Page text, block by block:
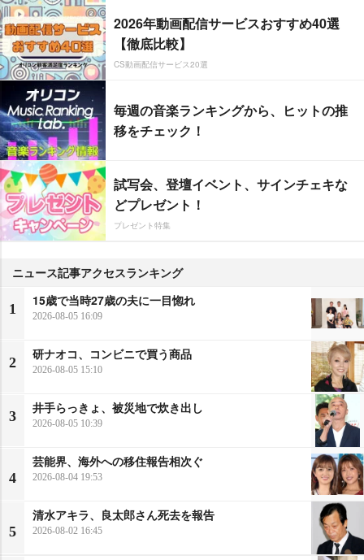
2026年動画配信サービスおすすめ40選
【徹底比較】
CS動画配信サービス20選
毎週の音楽ランキングから、ヒットの推
移をチェック！
試写会、登壇イベント、サインチェキな
どプレゼント！
プレゼント特集
ニュース記事アクセスランキング
1
15歳で当時27歳の夫に一目惚れ
2026-08-05 16:09
2
研ナオコ、コンビニで買う商品
2026-08-05 15:10
3
井手らっきょ、被災地で炊き出し
2026-08-05 10:39
4
芸能界、海外への移住報告相次ぐ
2026-08-04 19:53
5
清水アキラ、良太郎さん死去を報告
2026-08-02 16:45